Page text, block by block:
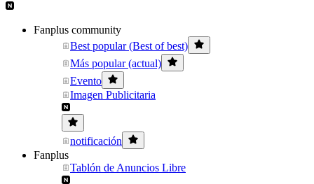
Fanplus community
Best popular (Best of best)
Más popular (actual)
Evento
Imagen Publicitaria
notificación
Fanplus
Tablón de Anuncios Libre